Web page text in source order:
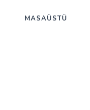
MASAÜSTÜ